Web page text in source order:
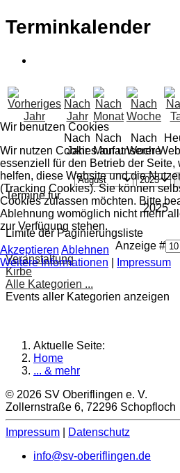
Terminkalender
Nach
Jahr
Nach
Monat
Nach
Woche
Termine für
2025
Limite der Paginierungsliste
Anzeige #
Veranstaltung
Kirbe
Alle Kategorien ...
Events aller Kategorien anzeigen
Aktuelle Seite:
Home
... & mehr
© 2026 SV Oberiflingen e. V.
Zollernstraße 6, 72296 Schopfloch
Impressum
Datenschutz
info@sv-oberiflingen.de
Wir benutzen Cookies
Wir nutzen Cookies auf unserer
essenziell für den Betrieb der Seite,
helfen, diese Website und die
(Tracking Cookies). Sie können
Cookies zulassen möchten. Bitte
Ablehnung womöglich nicht mehr
zur Verfügung stehen.
Akzeptieren Ablehnen
Weitere Informationen
Impressum